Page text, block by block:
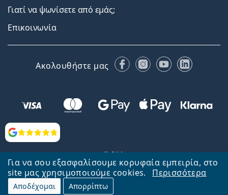
Για να σου εξασφαλίσουμε κορυφαία εμπειρία, στο
site μας χρησιμοποιούμε cookies.
Περισσότερα
Αποδέχομαι Απορρίπτω
Αξιολογήσεις
Γιατί να ψωνίσετε από εμάς;
Επικοινωνία
Ακολουθήστε μας FacebookInstagram
YouTubeLinkedIn
Επιστροφή στην αρχική σελίδα